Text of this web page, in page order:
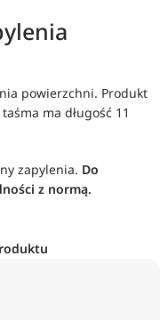
powierzchni. Produkt
ma długość 11
zapylenia. Do
z normą.